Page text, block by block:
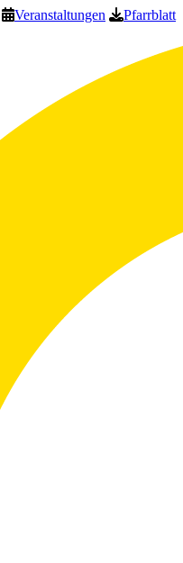
Veranstaltungen Pfarrblatt